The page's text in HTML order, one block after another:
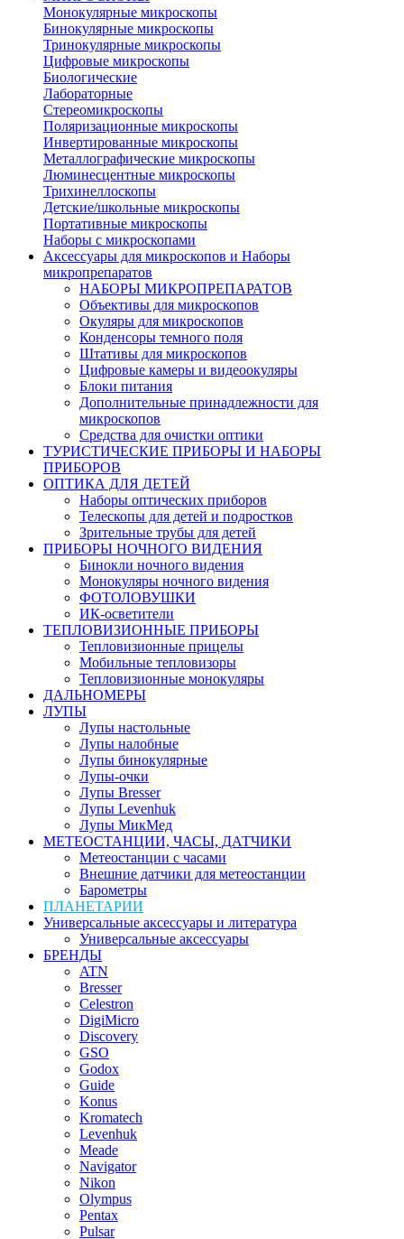
Монокулярные микроскопы
Бинокулярные микроскопы
Тринокулярные микроскопы
Цифровые микроскопы
Биологические
Лабораторные
Стереомикроскопы
Поляризационные микроскопы
Инвертированные микроскопы
Металлографические микроскопы
Люминесцентные микроскопы
Трихинеллоскопы
Детские/школьные микроскопы
Портативные микроскопы
Наборы с микроскопами
Аксессуары для микроскопов и Наборы
микропрепаратов
НАБОРЫ МИКРОПРЕПАРАТОВ
Объективы для микроскопов
Окуляры для микроскопов
Конденсоры темного поля
Штативы для микроскопов
Цифровые камеры и видеоокуляры
Блоки питания
Дополнительные принадлежности для
микроскопов
Средства для очистки оптики
ТУРИСТИЧЕСКИЕ ПРИБОРЫ И НАБОРЫ
ПРИБОРОВ
ОПТИКА ДЛЯ ДЕТЕЙ
Наборы оптических приборов
Телескопы для детей и подростков
Зрительные трубы для детей
ПРИБОРЫ НОЧНОГО ВИДЕНИЯ
Бинокли ночного видения
Монокуляры ночного видения
ФОТОЛОВУШКИ
ИК-осветители
ТЕПЛОВИЗИОННЫЕ ПРИБОРЫ
Тепловизионные прицелы
Мобильные тепловизоры
Тепловизионные монокуляры
ДАЛЬНОМЕРЫ
ЛУПЫ
Лупы настольные
Лупы налобные
Лупы бинокулярные
Лупы-очки
Лупы Bresser
Лупы Levenhuk
Лупы МикМед
МЕТЕОСТАНЦИИ, ЧАСЫ, ДАТЧИКИ
Метеостанции с часами
Внешние датчики для метеостанции
Барометры
ПЛАНЕТАРИИ
Универсальные аксессуары и литература
Универсальные аксессуары
БРЕНДЫ
ATN
Bresser
Celestron
DigiMicro
Discovery
GSO
Godox
Guide
Konus
Kromatech
Levenhuk
Meade
Navigator
Nikon
Olympus
Pentax
Pulsar